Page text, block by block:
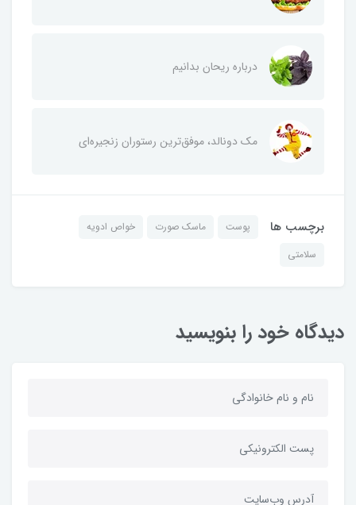
درباره ریحان بدانیم
مک دونالد، موفق‌ترین رستوران زنجیره‌ای
برچسب ها پوست ماسک صورت
خواص ادویه
سلامتی
دیدگاه خود را بنویسید